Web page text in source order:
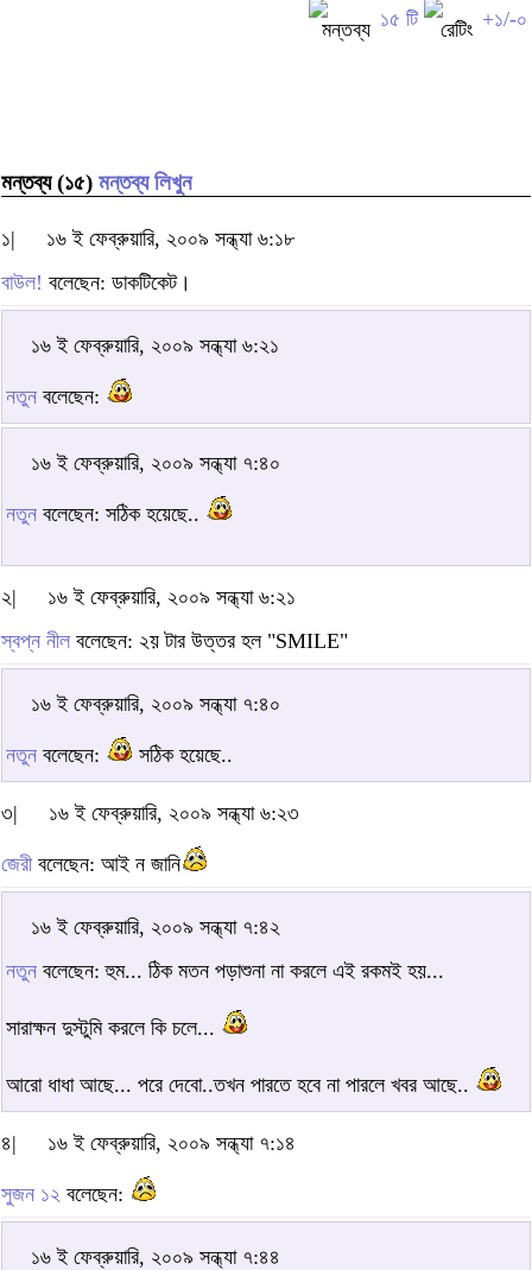
১৫ টি +১/-০
মন্তব্য (১৫) মন্তব্য লিখুন
১|
১৬ ই ফেব্রুয়ারি, ২০০৯ সন্ধ্যা ৬:১৮
বাউল! বলেছেন: ডাকটিকেট।
১৬ ই ফেব্রুয়ারি, ২০০৯ সন্ধ্যা ৬:২১
নতুন বলেছেন:
১৬ ই ফেব্রুয়ারি, ২০০৯ সন্ধ্যা ৭:৪০
নতুন বলেছেন: সঠিক হয়েছে..
২|
১৬ ই ফেব্রুয়ারি, ২০০৯ সন্ধ্যা ৬:২১
স্বপ্ন নীল বলেছেন: ২য় টার উত্তর হল "SMILE"
১৬ ই ফেব্রুয়ারি, ২০০৯ সন্ধ্যা ৭:৪০
নতুন বলেছেন: সঠিক হয়েছে..
৩| ১৬ ই ফেব্রুয়ারি, ২০০৯ সন্ধ্যা ৬:২৩
জেরীবলেছেন: আই ন জানি
১৬ ই ফেব্রুয়ারি, ২০০৯ সন্ধ্যা ৭:৪২
নতুন বলেছেন: হুম... ঠিক মতন পড়াশুনা না করলে এই রকমই হয়...
সারাক্ষন দুস্টুমি করলে কি চলে...
আরো ধাধা আছে... পরে দেবো..তখন পারতে হবে না পারলে খবর আছে..
৪| ১৬ ই ফেব্রুয়ারি, ২০০৯ সন্ধ্যা ৭:১৪
সুজন ১২ বলেছেন:
১৬ ই ফেব্রুয়ারি, ২০০৯ সন্ধ্যা ৭:৪৪